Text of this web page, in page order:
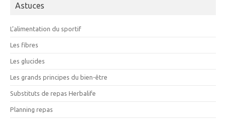
Astuces
L’alimentation du sportif
Les fibres
Les glucides
Les grands principes du bien-être
Substituts de repas Herbalife
Planning repas